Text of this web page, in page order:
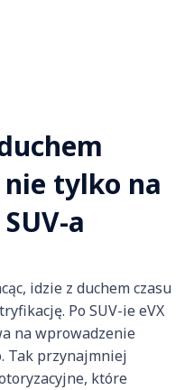
tylko na
a
idzie z duchem czasu
Po SUV-ie eVX
na wprowadzenie
Tak przynajmniej
które